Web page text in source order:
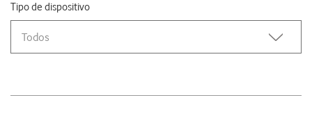
Tipo de dispositivo
Todos